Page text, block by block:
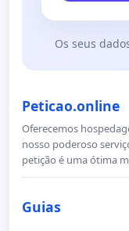
Os seus
Peticao.online
Oferecemos
nosso poderoso
petição é uma ótima
Guias